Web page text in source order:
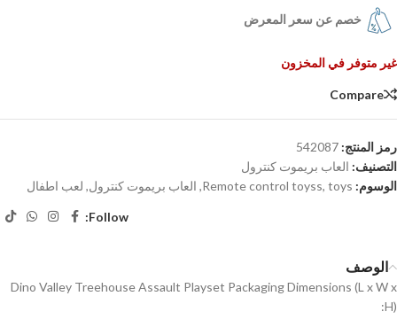
خصم عن سعر المعرض
غير متوفر في المخزون
Compare
رمز المنتج: 542087
التصنيف: العاب بريموت كنترول
الوسوم:
Remote control toyss, toys
, العاب بريموت كنترول, لعب اطفال
Follow:
الوصف
Dino Valley Treehouse Assault Playset Packaging Dimensions (L x W x
H):